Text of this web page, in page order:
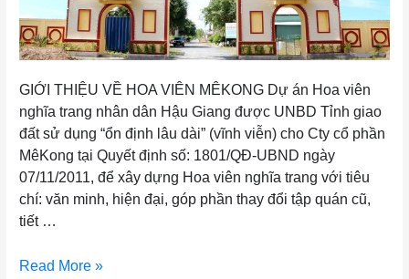
GIỚI THIỆU VỀ HOA VIÊN MÊKONG Dự án Hoa viên
nghĩa trang nhân dân Hậu Giang được UNBD Tỉnh giao
đất sử dụng “ổn định lâu dài” (vĩnh viễn) cho Cty cổ phần
MêKong tại Quyết định số: 1801/QĐ-UBND ngày
07/11/2011, để xây dựng Hoa viên nghĩa trang với tiêu
chí: văn minh, hiện đại, góp phần thay đổi tập quán cũ,
tiết …
Read More »